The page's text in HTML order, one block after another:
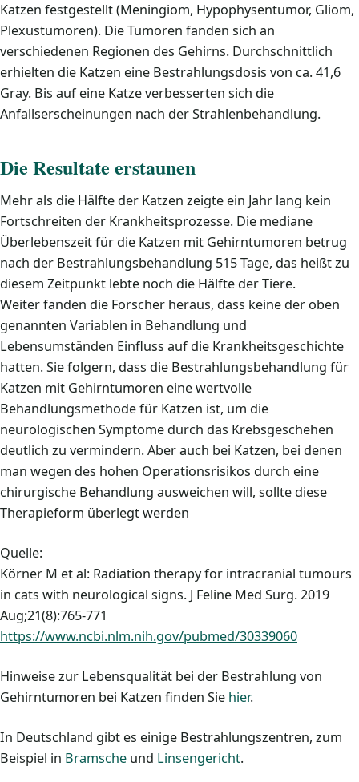
Katzen festgestellt (Meningiom, Hypophysentumor, Gliom,
Plexustumoren). Die Tumoren fanden sich an
verschiedenen Regionen des Gehirns. Durchschnittlich
erhielten die Katzen eine Bestrahlungsdosis von ca. 41,6
Gray. Bis auf eine Katze verbesserten sich die
Anfallserscheinungen nach der Strahlenbehandlung.
Die Resultate erstaunen
Mehr als die Hälfte der Katzen zeigte ein Jahr lang kein
Fortschreiten der Krankheitsprozesse. Die mediane
Überlebenszeit für die Katzen mit Gehirntumoren betrug
nach der Bestrahlungsbehandlung 515 Tage, das heißt zu
diesem Zeitpunkt lebte noch die Hälfte der Tiere.
Weiter fanden die Forscher heraus, dass keine der oben
genannten Variablen in Behandlung und
Lebensumständen Einfluss auf die Krankheitsgeschichte
hatten. Sie folgern, dass die Bestrahlungsbehandlung für
Katzen mit Gehirntumoren eine wertvolle
Behandlungsmethode für Katzen ist, um die
neurologischen Symptome durch das Krebsgeschehen
deutlich zu vermindern. Aber auch bei Katzen, bei denen
man wegen des hohen Operationsrisikos durch eine
chirurgische Behandlung ausweichen will, sollte diese
Therapieform überlegt werden
Quelle:
Körner M et al: Radiation therapy for intracranial tumours
in cats with neurological signs. J Feline Med Surg. 2019
Aug;21(8):765-771
https://www.ncbi.nlm.nih.gov/pubmed/30339060
Hinweise zur Lebensqualität bei der Bestrahlung von
Gehirntumoren bei Katzen finden Sie hier.
In Deutschland gibt es einige Bestrahlungszentren, zum
Beispiel in Bramsche und Linsengericht.